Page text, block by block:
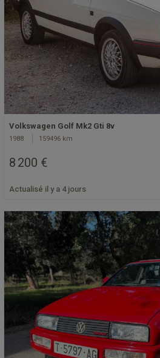
Volkswagen Golf Mk2 Gti 8v
1988 159496 km
8 200 €
Actualisé il y a 4 jours